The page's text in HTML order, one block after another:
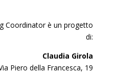
Coordinatorè un progetto
di:
Claudia Girola
Piero della Francesca, 19